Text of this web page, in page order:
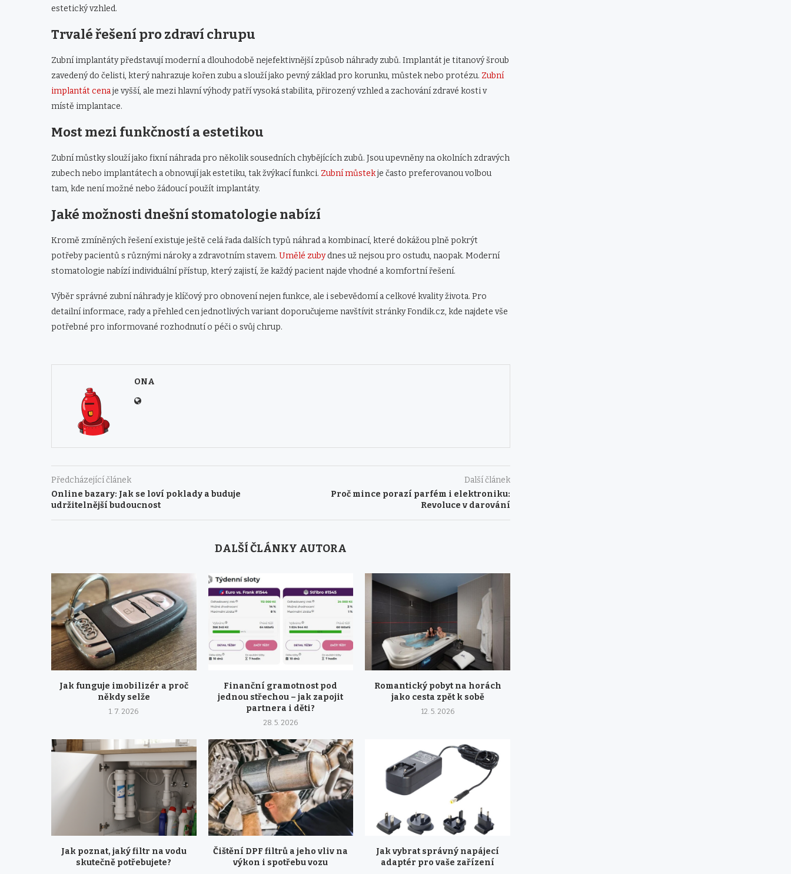
estetický vzhled.
Trvalé řešení pro zdraví chrupu
Zubní implantáty představují moderní a dlouhodobě nejefektivnější způsob náhrady zubů. Implantát je titanový šroub
zavedený do čelisti, který nahrazuje kořen zubu a slouží jako pevný základ pro korunku, můstek nebo protézu. Zubní
implantát cenaje vyšší, ale mezi hlavní výhody patří vysoká stabilita, přirozený vzhled a zachování zdravé kosti v
místě implantace.
Most mezi funkčností a estetikou
Zubní můstky slouží jako fixní náhrada pro několik sousedních chybějících zubů. Jsou upevněny na okolních zdravých
zubech nebo implantátech a obnovují jak estetiku, tak žvýkací funkci. Zubní můstekje často preferovanou volbou
tam, kde není možné nebo žádoucí použít implantáty.
Jaké možnosti dnešní stomatologie nabízí
Kromě zmíněných řešení existuje ještě celá řada dalších typů náhrad a kombinací, které dokážou plně pokrýt
potřeby pacientů s různými nároky a zdravotním stavem. Umělé zubydnes už nejsou pro ostudu, naopak. Moderní
stomatologie nabízí individuální přístup, který zajistí, že každý pacient najde vhodné a komfortní řešení.
Výběr správné zubní náhrady je klíčový pro obnovení nejen funkce, ale i sebevědomí a celkové kvality života. Pro
detailní informace, rady a přehled cen jednotlivých variant doporučujeme navštívit stránky Fondik.cz, kde najdete vše
potřebné pro informované rozhodnutí o péči o svůj chrup.
ONA
Předcházející článek
Online bazary: Jak se loví poklady a buduje
udržitelnější budoucnost
Další článek
Proč mince porazí parfém i elektroniku:
Revoluce v darování
DALŠÍ ČLÁNKY AUTORA
Jak funguje imobilizér a proč
někdy selže
1. 7. 2026
Finanční gramotnost pod
jednou střechou – jak zapojit
partnera i děti?
28. 5. 2026
Romantický pobyt na horách
jako cesta zpět k sobě
12. 5. 2026
Jak poznat, jaký filtr na vodu
skutečně potřebujete?
Čištění DPF filtrů a jeho vliv na
výkon i spotřebu vozu
Jak vybrat správný napájecí
adaptér pro vaše zařízení